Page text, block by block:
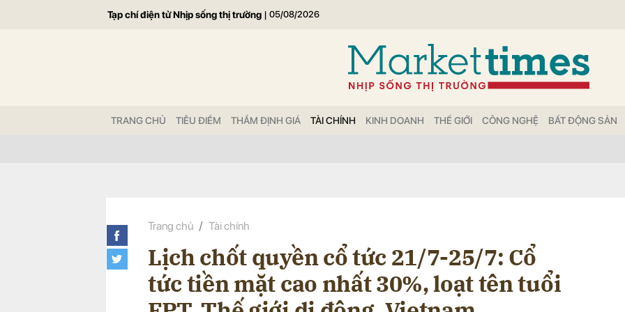
Tạp chí điện tử Nhịp sống thị trường | 05/08/2026
TRANG CHỦ TIÊU ĐIỂM THẨM ĐỊNH GIÁ TÀI CHÍNH KINH DOANH THẾ GIỚI CÔNG NGHỆ BẤT ĐỘNG SẢN
Trang chủ Tài chính
Lịch chốt quyền cổ tức 21/7-25/7: Cổ
tức tiền mặt cao nhất 30%, loạt tên tuổi
Gửi bình luận